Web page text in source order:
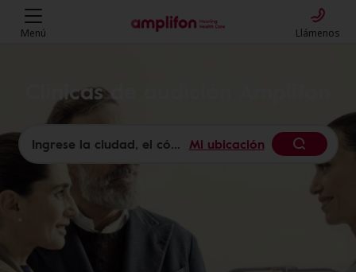
Menú Llámenos
Clínicas de audición Amplifon
Mi ubicación